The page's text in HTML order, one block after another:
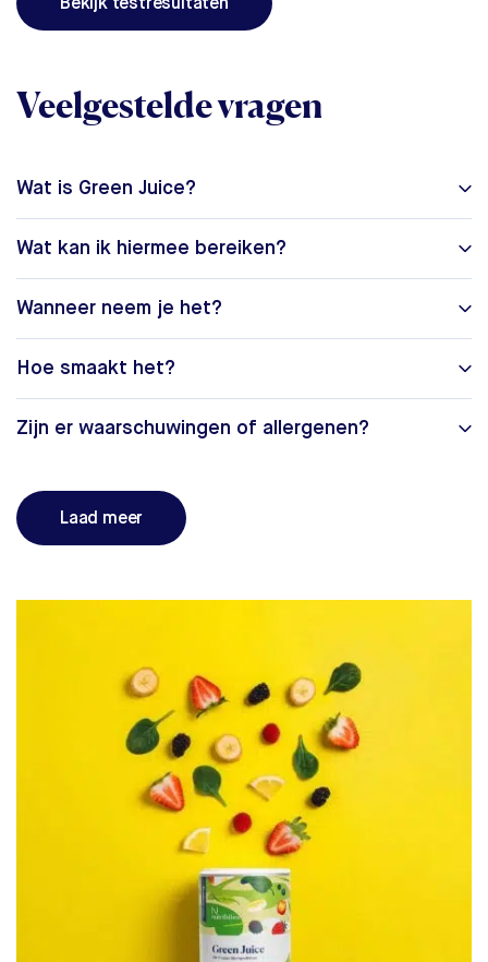
Bekijk testresultaten
Veelgestelde vragen
Wat is Green Juice?
Wat kan ik hiermee bereiken?
Wanneer neem je het?
Hoe smaakt het?
Zijn er waarschuwingen of allergenen?
Laad meer